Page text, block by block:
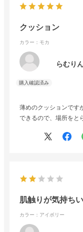
クッション
カラー：モカ
らむり
薄めのクッションです
できるので、場所をと
肌触りが気持ち
カラー：アイボリー